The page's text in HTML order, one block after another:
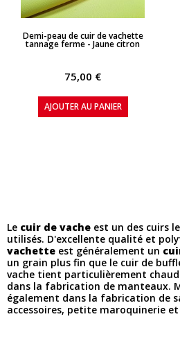
APERÇU RAPIDE
Demi-peau de cuir de vachette
tannage ferme - Jaune citron
75,00 €
AJOUTER AU PANIER
Le cuir de vache est un des cuirs
utilisés. D'excellente qualité et
vachette est généralement un
un grain plus fin que le cuir de
vache tient particulièrement
dans la fabrication de manteaux.
également dans la fabrication de
accessoires, petite maroquinerie et